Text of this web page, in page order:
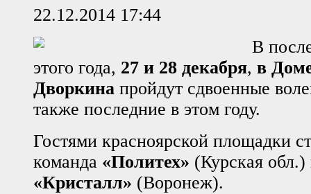
22.12.2014 17:44
В
этого года, 27 и 28 декабря, в
Дворкина пройдут сдвоенные
также последние в этом году.
Гостями красноярской площадки
команда «Политех» (Курская
«Кристалл» (Воронеж).